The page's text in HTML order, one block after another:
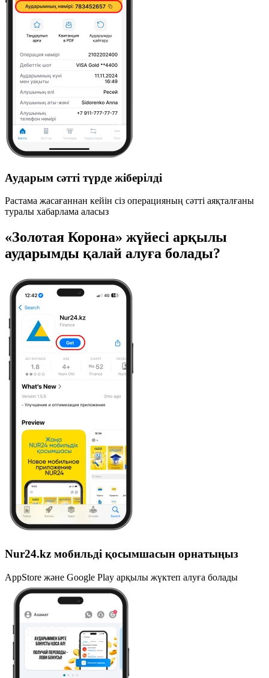
Аударым сәтті түрде жіберілді
Растама жасағаннан кейін сіз операцияның сәтті аяқталғаны
туралы хабарлама аласыз
«Золотая Корона» жүйесі арқылы
аударымды қалай алуға болады?
Nur24.kz мобильді қосымшасын орнатыңыз
AppStore және Google Play арқылы жүктеп алуға болады